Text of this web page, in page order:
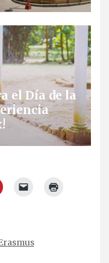
el Día de la